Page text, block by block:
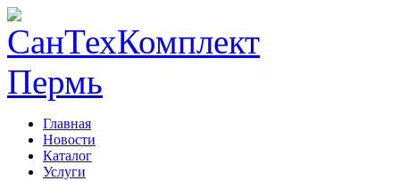
Главная
Новости
Каталог
Услуги